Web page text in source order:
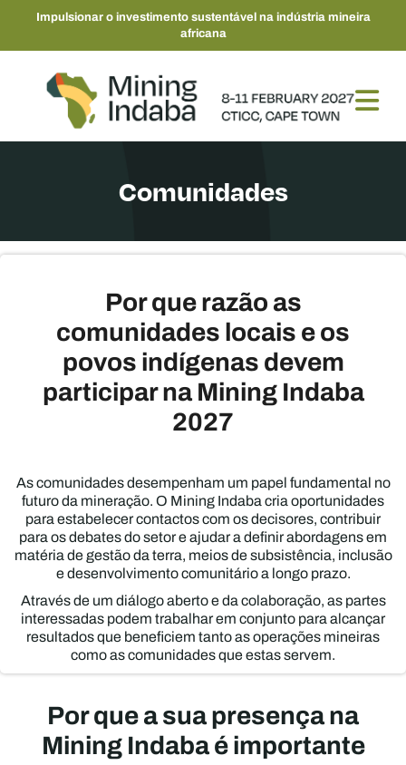
Impulsionar o investimento sustentável na indústria mineira
africana
Comunidades
Por que razão as
comunidades locais e os
povos indígenas devem
participar na Mining Indaba
2027
As comunidades desempenham um papel fundamental no
futuro da mineração. O Mining Indaba cria oportunidades
para estabelecer contactos com os decisores, contribuir
para os debates do setor e ajudar a definir abordagens em
matéria de gestão da terra, meios de subsistência, inclusão
e desenvolvimento comunitário a longo prazo.
Através de um diálogo aberto e da colaboração, as partes
interessadas podem trabalhar em conjunto para alcançar
resultados que beneficiem tanto as operações mineiras
como as comunidades que estas servem.
Por que a sua presença na
Mining Indaba é importante